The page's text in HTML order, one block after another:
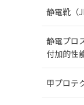
静電靴（
静電プロ
付加的性
甲プロテ